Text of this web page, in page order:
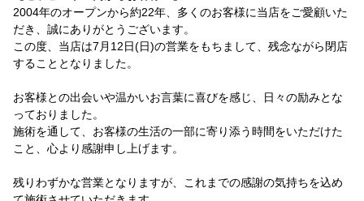
2004年のオープンから約22年、多くのお客様に当店をご愛顧いた
だき、誠にありがとうございます。
この度、当店は7月12日(日)の営業をもちまして、残念ながら閉店
することとなりました。
お客様との出会いや温かいお言葉に喜びを感じ、日々の励みとな
っておりました。
施術を通して、お客様の生活の一部に寄り添う時間をいただけた
こと、心より感謝申し上げます。
残りわずかな営業となりますが、これまでの感謝の気持ちを込め